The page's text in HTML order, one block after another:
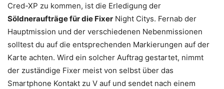
Cred-XP zu kommen, ist die Erledigung der
Söldneraufträge für die Fixer Night Citys. Fernab der
Hauptmission und der verschiedenen Nebenmissionen
solltest du auf die entsprechenden Markierungen auf der
Karte achten. Wird ein solcher Auftrag gestartet, nimmt
der zuständige Fixer meist von selbst über das
Smartphone Kontakt zu V auf und sendet nach einem